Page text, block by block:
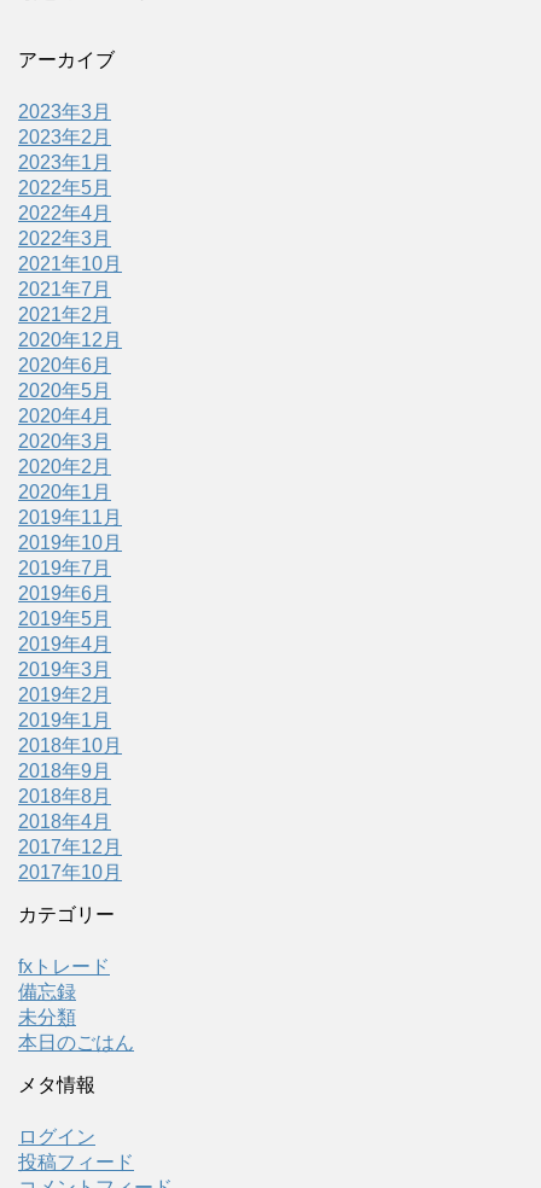
アーカイブ
2023年3月
2023年2月
2023年1月
2022年5月
2022年4月
2022年3月
2021年10月
2021年7月
2021年2月
2020年12月
2020年6月
2020年5月
2020年4月
2020年3月
2020年2月
2020年1月
2019年11月
2019年10月
2019年7月
2019年6月
2019年5月
2019年4月
2019年3月
2019年2月
2019年1月
2018年10月
2018年9月
2018年8月
2018年4月
2017年12月
2017年10月
カテゴリー
fxトレード
備忘録
未分類
本日のごはん
メタ情報
ログイン
投稿フィード